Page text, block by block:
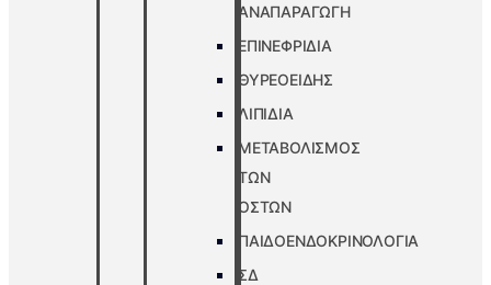
ΑΝΑΠΑΡΑΓΩΓΗ
ΕΠΙΝΕΦΡΙΔΙΑ
ΘΥΡΕΟΕΙΔΗΣ
ΛΙΠΙΔΙΑ
ΜΕΤΑΒΟΛΙΣΜΟΣ
ΤΩΝ
ΟΣΤΩΝ
ΠΑΙΔΟΕΝΔΟΚΡΙΝΟΛΟΓΙΑ
ΣΔ